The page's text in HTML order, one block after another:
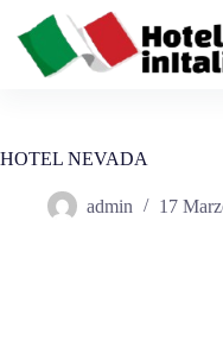
contenuto
HOTEL NEVADA
admin 17